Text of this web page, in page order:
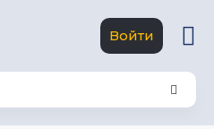
Войти